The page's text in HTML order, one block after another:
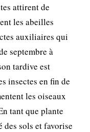
attirent de
les abeilles
auxiliaires qui
septembre à
tardive est
insectes en fin de
les oiseaux
tant que plante
sols et favorise